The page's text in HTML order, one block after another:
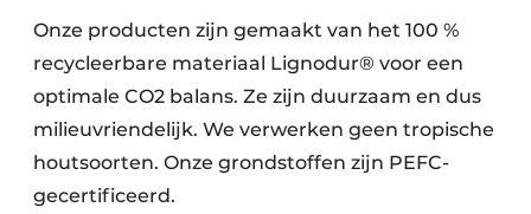
Onze producten zijn gemaakt van het 100 %
recycleerbare materiaal Lignodur® voor een
optimale CO2 balans. Ze zijn duurzaam en dus
milieuvriendelijk. We verwerken geen tropische
houtsoorten. Onze grondstoffen zijn PEFC-
gecertificeerd.